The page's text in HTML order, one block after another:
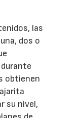
las
dos o
obtienen
su nivel,